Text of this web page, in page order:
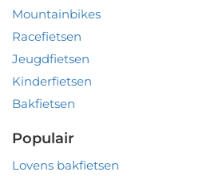
Mountainbikes
Racefietsen
Jeugdfietsen
Kinderfietsen
Bakfietsen
Populair
Lovens bakfietsen